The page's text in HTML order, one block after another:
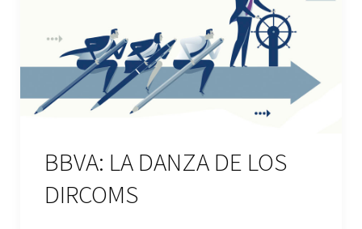
BBVA: LA DANZA DE LOS
DIRCOMS